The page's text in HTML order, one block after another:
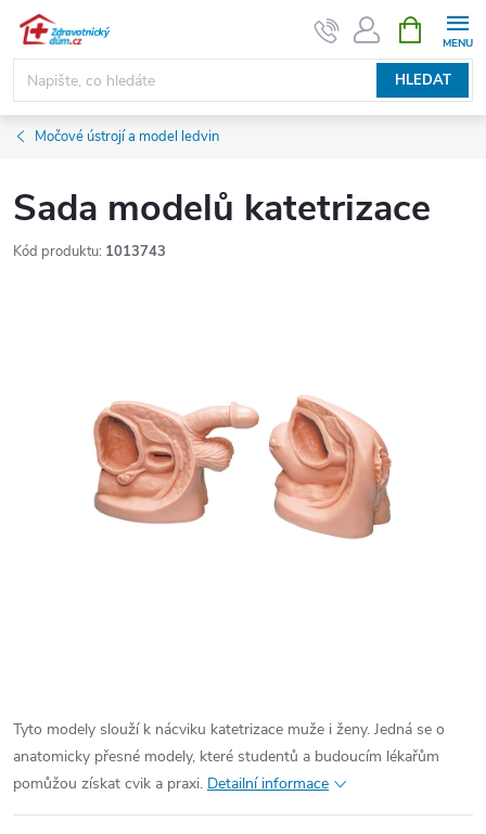
Přejít
obsah
HLEDAT
NÁKUPNÍ
KOŠÍK
Močové ústrojí a model ledvin
Sada modelů katetrizace
Kód produktu: 1013743
Tyto modely slouží k nácviku katetrizace muže i ženy. Jedná se o
anatomicky přesné modely, které studentů a budoucím lékařům
pomůžou získat cvik a praxi. Detailní informace